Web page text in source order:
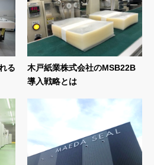
る
木戸紙業株式会社のMSB22B
導入戦略とは